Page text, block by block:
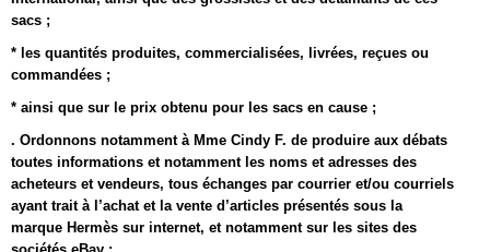
sacs ;
* les quantités produites, commercialisées, livrées, reçues ou
commandées ;
* ainsi que sur le prix obtenu pour les sacs en cause ;
. Ordonnons notamment à Mme Cindy F. de produire aux débats
toutes informations et notamment les noms et adresses des
acheteurs et vendeurs, tous échanges par courrier et/ou courriels
ayant trait à l’achat et la vente d’articles présentés sous la
marque Hermès sur internet, et notamment sur les sites des